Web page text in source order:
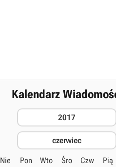
Kalendarz
2017
czerwiec
Nie Pon Wto Śro Czw Pią